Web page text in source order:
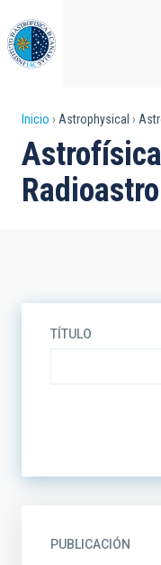
al
contenido
principal
Sobrescribir
enlaces
de
Inicio Astrophysical
TÍTULO
PUBLICACIÓN